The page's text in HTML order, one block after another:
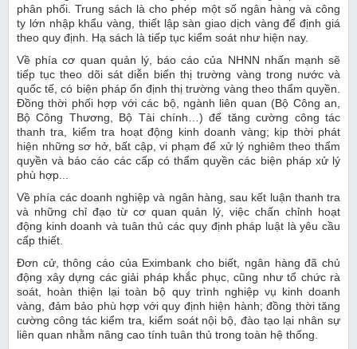
phân phối. Trung sách là cho phép một số ngân hàng và công
ty lớn nhập khẩu vàng, thiết lập sàn giao dịch vàng để định giá
theo quy định. Hạ sách là tiếp tục kiểm soát như hiện nay.
Về phía cơ quan quản lý, báo cáo của NHNN nhấn mạnh sẽ
tiếp tục theo dõi sát diễn biến thị trường vàng trong nước và
quốc tế, có biện pháp ổn định thị trường vàng theo thẩm quyền.
Đồng thời phối hợp với các bộ, ngành liên quan (Bộ Công an,
Bộ Công Thương, Bộ Tài chính…) để tăng cường công tác
thanh tra, kiểm tra hoạt động kinh doanh vàng; kịp thời phát
hiện những sơ hở, bất cập, vi phạm để xử lý nghiêm theo thẩm
quyền và báo cáo các cấp có thẩm quyền các biện pháp xử lý
phù hợp...
Về phía các doanh nghiệp và ngân hàng, sau kết luận thanh tra
và những chỉ đạo từ cơ quan quản lý, việc chấn chỉnh hoạt
động kinh doanh và tuân thủ các quy định pháp luật là yêu cầu
cấp thiết.
Đơn cử, thông cáo của Eximbank cho biết, ngân hàng đã chủ
động xây dựng các giải pháp khắc phục, cũng như tổ chức rà
soát, hoàn thiện lại toàn bộ quy trình nghiệp vụ kinh doanh
vàng, đảm bảo phù hợp với quy định hiện hành; đồng thời tăng
cường công tác kiểm tra, kiểm soát nội bộ, đào tạo lại nhân sự
liên quan nhằm nâng cao tính tuân thủ trong toàn hệ thống.